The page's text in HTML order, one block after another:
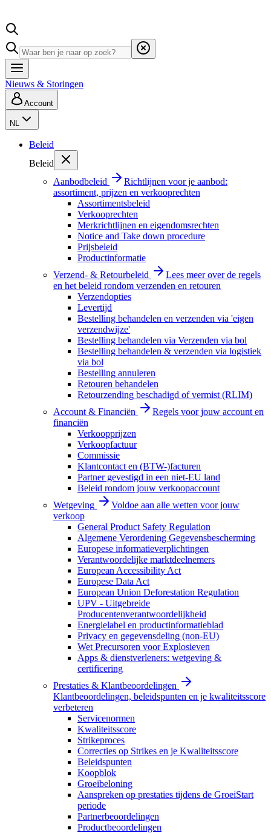
Nieuws & Storingen
Account
NL
Beleid
Beleid
Aanbodbeleid
Richtlijnen voor je aanbod:
assortiment, prijzen en verkooprechten
Assortimentsbeleid
Verkooprechten
Merkrichtlijnen en eigendomsrechten
Notice and Take down procedure
Prijsbeleid
Productinformatie
Verzend- & Retourbeleid
Lees meer over de regels
en het beleid rondom verzenden en retouren
Verzendopties
Levertijd
Bestelling behandelen en verzenden via 'eigen
verzendwijze'
Bestelling behandelen via Verzenden via bol
Bestelling behandelen & verzenden via logistiek
via bol
Bestelling annuleren
Retouren behandelen
Retourzending beschadigd of vermist (RLIM)
Account & Financiën
Regels voor jouw account en
financiën
Verkoopprijzen
Verkoopfactuur
Commissie
Klantcontact en (BTW-)facturen
Partner gevestigd in een niet-EU land
Beleid rondom jouw verkoopaccount
Wetgeving
Voldoe aan alle wetten voor jouw
verkoop
General Product Safety Regulation
Algemene Verordening Gegevensbescherming
Europese informatieverplichtingen
Verantwoordelijke marktdeelnemers
European Accessibility Act
Europese Data Act
European Union Deforestation Regulation
UPV - Uitgebreide
Producentenverantwoordelijkheid
Energielabel en productinformatieblad
Privacy en gegevensdeling (non-EU)
Wet Precursoren voor Explosieven
Apps & dienstverleners: wetgeving &
certificering
Prestaties & Klantbeoordelingen
Klantbeoordelingen, beleidspunten en je kwaliteitsscore
verbeteren
Servicenormen
Kwaliteitsscore
Strikeproces
Correcties op Strikes en je Kwaliteitsscore
Beleidspunten
Koopblok
Groeibeloning
Aanspreken op prestaties tijdens de GroeiStart
periode
Partnerbeoordelingen
Productbeoordelingen